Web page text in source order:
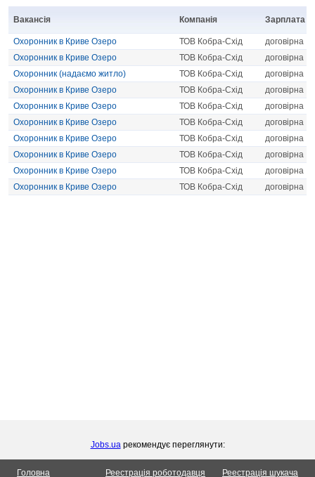
Вакансія Компанія Зарплата
Охоронник в Криве Озеро ТОВ Кобра-Схід
договірна
Охоронник в Криве Озеро
ТОВ Кобра-Схід
договірна
Охоронник (надаємо житло)
ТОВ Кобра-Схід
договірна
Охоронник в Криве Озеро
ТОВ Кобра-Схід
договірна
Охоронник в Криве Озеро
ТОВ Кобра-Схід
договірна
Охоронник в Криве Озеро
ТОВ Кобра-Схід
договірна
Охоронник в Криве Озеро
ТОВ Кобра-Схід
договірна
Охоронник в Криве Озеро
ТОВ Кобра-Схід
договірна
Охоронник в Криве Озеро
ТОВ Кобра-Схід
договірна
Охоронник в Криве Озеро
ТОВ Кобра-Схід договірна
Jobs.uaрекомендує переглянути:
Головна Реестрація роботодавця Реестрація шукача